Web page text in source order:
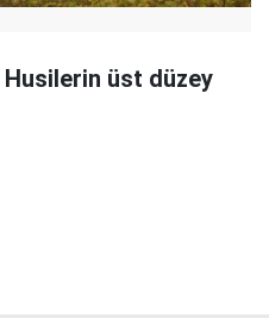
üst düzey